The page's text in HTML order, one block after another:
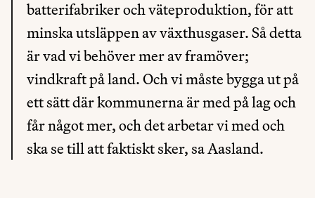
batterifabriker och väteproduktion, för att
minska utsläppen av växthusgaser. Så detta
är vad vi behöver mer av framöver;
vindkraft på land. Och vi måste bygga ut på
ett sätt där kommunerna är med på lag och
får något mer, och det arbetar vi med och
ska se till att faktiskt sker, sa Aasland.